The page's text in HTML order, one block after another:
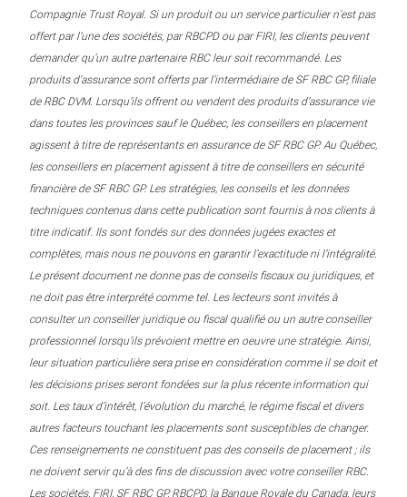
Compagnie Trust Royal. Si un produit ou un service particulier n’est pas
offert par l’une des sociétés, par RBCPD ou par FIRI, les clients peuvent
demander qu’un autre partenaire RBC leur soit recommandé. Les
produits d’assurance sont offerts par l’intermédiaire de SF RBC GP, filiale
de RBC DVM. Lorsqu’ils offrent ou vendent des produits d’assurance vie
dans toutes les provinces sauf le Québec, les conseillers en placement
agissent à titre de représentants en assurance de SF RBC GP. Au Québec,
les conseillers en placement agissent à titre de conseillers en sécurité
financière de SF RBC GP. Les stratégies, les conseils et les données
techniques contenus dans cette publication sont fournis à nos clients à
titre indicatif. Ils sont fondés sur des données jugées exactes et
complètes, mais nous ne pouvons en garantir l’exactitude ni l’intégralité.
Le présent document ne donne pas de conseils fiscaux ou juridiques, et
ne doit pas être interprété comme tel. Les lecteurs sont invités à
consulter un conseiller juridique ou fiscal qualifié ou un autre conseiller
professionnel lorsqu’ils prévoient mettre en oeuvre une stratégie. Ainsi,
leur situation particulière sera prise en considération comme il se doit et
les décisions prises seront fondées sur la plus récente information qui
soit. Les taux d’intérêt, l’évolution du marché, le régime fiscal et divers
autres facteurs touchant les placements sont susceptibles de changer.
Ces renseignements ne constituent pas des conseils de placement ; ils
ne doivent servir qu’à des fins de discussion avec votre conseiller RBC.
Les sociétés, FIRI, SF RBC GP, RBCPD, la Banque Royale du Canada, leurs